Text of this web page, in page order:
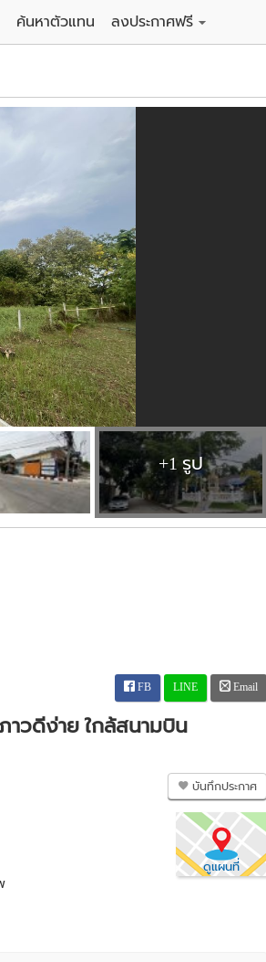
ค้นหาตัวแทน
ลงประกาศฟรี
+1 รูป
FB LINE Email
าวดีง่าย ใกล้สนามบิน
บันทึกประกาศ
ดูแผนที่